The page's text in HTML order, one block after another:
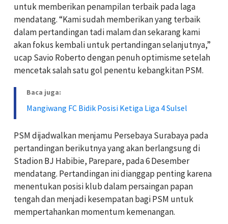
untuk memberikan penampilan terbaik pada laga
mendatang. “Kami sudah memberikan yang terbaik
dalam pertandingan tadi malam dan sekarang kami
akan fokus kembali untuk pertandingan selanjutnya,”
ucap Savio Roberto dengan penuh optimisme setelah
mencetak salah satu gol penentu kebangkitan PSM.
Baca juga:
Mangiwang FC Bidik Posisi Ketiga Liga 4 Sulsel
PSM dijadwalkan menjamu Persebaya Surabaya pada
pertandingan berikutnya yang akan berlangsung di
Stadion BJ Habibie, Parepare, pada 6 Desember
mendatang. Pertandingan ini dianggap penting karena
menentukan posisi klub dalam persaingan papan
tengah dan menjadi kesempatan bagi PSM untuk
mempertahankan momentum kemenangan.